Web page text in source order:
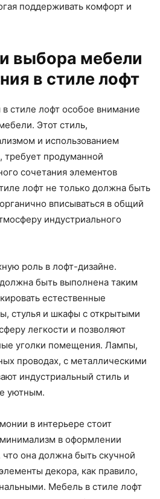
поддерживать комфорт и
выбора мебели
в стиле лофт
стиле лофт особое внимание
Этот стиль,
и использованием
требует продуманной
сочетания элементов
лофт не только должна быть
вписываться в общий
индустриального
роль в лофт-дизайне.
быть выполнена таким
естественные
стулья и шкафы с открытыми
легкости и позволяют
уголки помещения. Лампы,
проводах, с металлическими
индустриальный стиль и
уютным.
в интерьере стоит
в оформлении
она должна быть скучной
декора, как правило,
Мебель в стиле лофт